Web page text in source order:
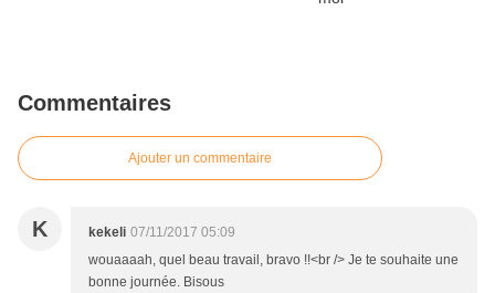
Commentaires
Ajouter un commentaire
K kekeli 07/11/2017 05:09
wouaaaah, quel beau travail, bravo !!<br /> Je te souhaite une
bonne journée. Bisous